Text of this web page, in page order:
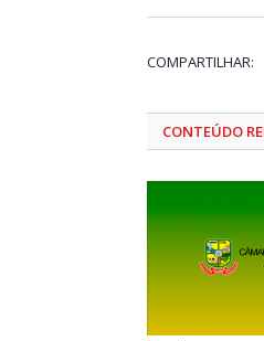
COMPARTILHAR:
CONTEÚDO